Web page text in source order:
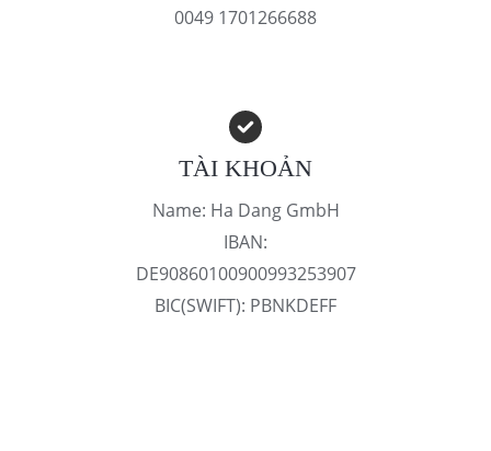
0049 1701266688
TÀI KHOẢN
Name: Ha Dang GmbH
IBAN:
DE90860100900993253907
BIC(SWIFT): PBNKDEFF